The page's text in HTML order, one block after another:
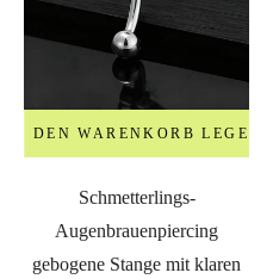
IN DEN WARENKORB LEGEN
Schmetterlings-
Augenbrauenpiercing
gebogene Stange mit klaren